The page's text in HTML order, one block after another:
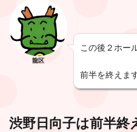
龍区
この後２ホー
前半を終えま
渋野日向子は前半